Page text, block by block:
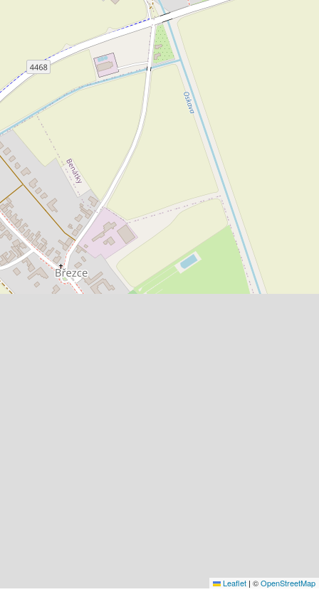
Leaflet | ©OpenStreetMap